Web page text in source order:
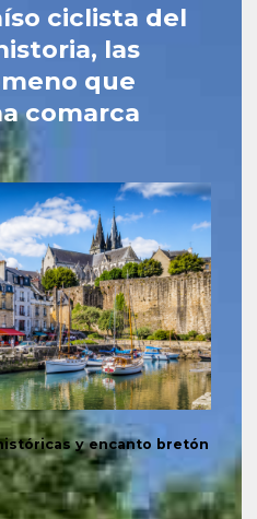
ciclista del
las
que
comarca
y encanto bretón